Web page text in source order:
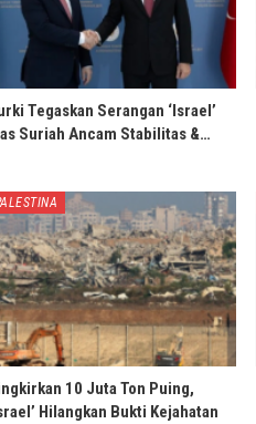
Tegaskan Serangan ‘Israel’
Suriah Ancam Stabilitas &…
10 Juta Ton Puing,
Hilangkan Bukti Kejahatan